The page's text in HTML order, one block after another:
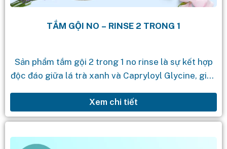
TẮM GỘI NO – RINSE 2 TRONG 1
Sản phẩm tắm gội 2 trong 1 no rinse là sự kết hợp
độc đáo giữa lá trà xanh và Capryloyl Glycine, giúp
Xem chi tiết